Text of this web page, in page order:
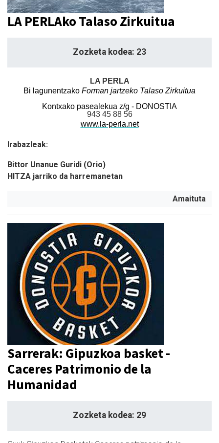
LA PERLAko Talaso Zirkuitua
Zozketa kodea: 23
LA PERLA
Bi lagunentzako Forman jartzeko Talaso Zirkuitua
Kontxako pasealekua z/g - DONOSTIA
943 45 88 56
www.la-perla.net
Irabazleak:
Bittor Unanue Guridi (Orio)
HITZA jarriko da harremanetan
Amaituta
Sarrerak: Gipuzkoa basket -
Caceres Patrimonio de la
Humanidad
Zozketa kodea: 29